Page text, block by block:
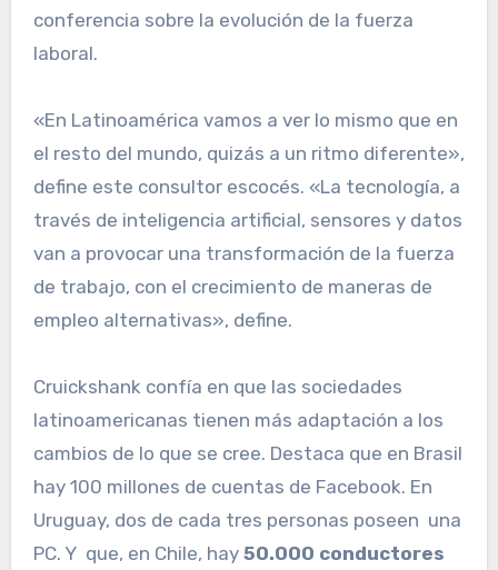
conferencia sobre la evolución de la fuerza
laboral.
«En Latinoamérica vamos a ver lo mismo que en
el resto del mundo, quizás a un ritmo diferente»,
define este consultor escocés. «La tecnología, a
través de inteligencia artificial, sensores y datos
van a provocar una transformación de la fuerza
de trabajo, con el crecimiento de maneras de
empleo alternativas», define.
Cruickshank confía en que las sociedades
latinoamericanas tienen más adaptación a los
cambios de lo que se cree. Destaca que en Brasil
hay 100 millones de cuentas de Facebook. En
Uruguay, dos de cada tres personas poseen una
PC. Y que, en Chile, hay 50.000 conductores